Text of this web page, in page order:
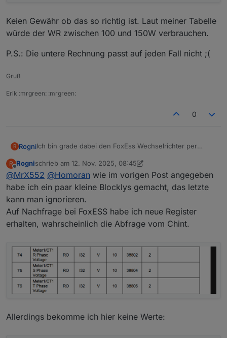
Keien Gewähr ob das so richtig ist. Laut meiner Tabelle
würde der WR zwischen 100 und 150W verbrauchen.
P.S.: Die untere Rechnung passt auf jeden Fall nicht ;(
Gruß
Erik :mrgreen: :mrgreen:
0
R RogniIch bin grade dabei den FoxEss Wechselrichter per
Einmal die Solar Panel Leistung und einmal Einspeisung
und Bezug.
R
Offline
Rognischrieb am 12. Nov. 2025, 08:45
zuletzt editiert von Rogni11. Dez. 2025, 09:49
@MrX552 @Homoran wie im vorigen Post angegeben
habe ich ein paar kleine Blocklys gemacht, das letzte
kann man ignorieren.
Auf Nachfrage bei FoxESS habe ich neue Register
erhalten, wahrscheinlich die Abfrage vom Chint.
Allerdings bekomme ich hier keine Werte: